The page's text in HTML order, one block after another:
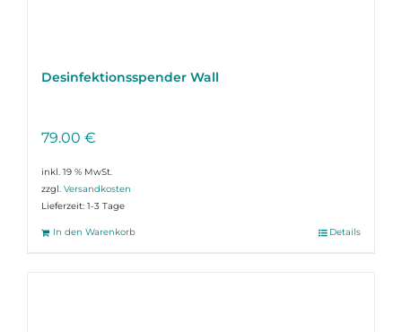
Desinfektions­spender Wall
79.00 €
inkl. 19 % MwSt.
zzgl. Versandkosten
Lieferzeit: 1-3 Tage
In den Warenkorb Details